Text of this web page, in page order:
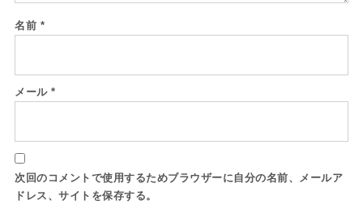
名前 *
メール*
次回のコメントで使用するためブラウザーに自分の名前、メールア
ドレス、サイトを保存する。